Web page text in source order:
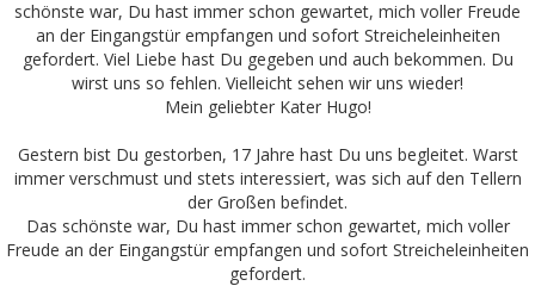
schönste war, Du hast immer schon gewartet, mich voller Freude
an der Eingangstür empfangen und sofort Streicheleinheiten
gefordert. Viel Liebe hast Du gegeben und auch bekommen. Du
wirst uns so fehlen. Vielleicht sehen wir uns wieder!
Mein geliebter Kater Hugo!
Gestern bist Du gestorben, 17 Jahre hast Du uns begleitet. Warst
immer verschmust und stets interessiert, was sich auf den Tellern
der Großen befindet.
Das schönste war, Du hast immer schon gewartet, mich voller
Freude an der Eingangstür empfangen und sofort Streicheleinheiten
gefordert.